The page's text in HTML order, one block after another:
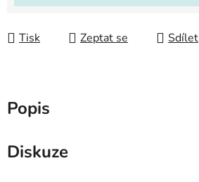
Tisk Zeptat se Sdílet
Popis
Diskuze